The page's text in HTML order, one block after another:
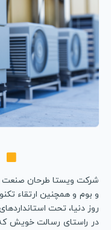
شرکت ویستا طرحان صنعت
و بوم و همچنین ارتقاء
روز دنیا، تحت
در راستای رسالت خویش